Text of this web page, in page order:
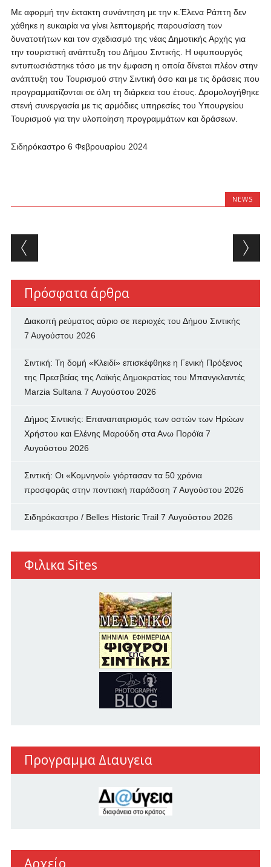
Με αφορμή την έκτακτη συνάντηση με την κ.Έλενα Ράπτη δεν
χάθηκε η ευκαιρία να γίνει λεπτομερής παρουσίαση των
δυνατοτήτων και τον σχεδιασμό της νέας Δημοτικής Αρχής για
την τουριστική ανάπτυξη του Δήμου Σιντικής. Η υφυπουργός
εντυπωσιάστηκε τόσο με την έμφαση η οποία δίνεται πλέον στην
ανάπτυξη του Τουρισμού στην Σιντική όσο και με τις δράσεις που
προγραμματίζονται σε όλη τη διάρκεια του έτους. Δρομολογήθηκε
στενή συνεργασία με τις αρμόδιες υπηρεσίες του Υπουργείου
Τουρισμού για την υλοποίηση προγραμμάτων και δράσεων.
Σιδηρόκαστρο 6 Φεβρουαρίου 2024
NEWS
Post navigation
Πρόσφατα άρθρα
Διακοπή ρεύματος αύριο σε περιοχές του Δήμου Σιντικής
7 Αυγούστου 2026
Σιντική: Τη δομή «Κλειδί» επισκέφθηκε η Γενική Πρόξενος
της Πρεσβείας της Λαϊκής Δημοκρατίας του Μπανγκλαντές
Marzia Sultana 7 Αυγούστου 2026
Δήμος Σιντικής: Επαναπατρισμός των oστών των Ηρώων
Χρήστου και Ελένης Μαρούδη στα Ανω Πορόϊα 7
Αυγούστου 2026
Σιντική: Οι «Κομνηνοί» γιόρτασαν τα 50 χρόνια
προσφοράς στην ποντιακή παράδοση 7 Αυγούστου 2026
Σιδηρόκαστρο / Belles Historic Trail 7 Αυγούστου 2026
Φιλικα Sites
Προγραμμα Διαυγεια
Αρχείο